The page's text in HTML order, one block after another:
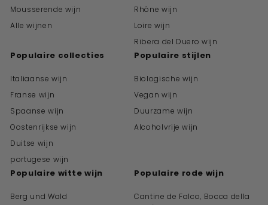
Mousserende wijn
Alle wijnen
Rhône wijn
Loire wijn
Ribera del Duero wijn
Populaire collecties
Italiaanse wijn
Franse wijn
Spaanse wijn
Oostenrijkse wijn
Duitse wijn
portugese wijn
Populaire stijlen
Biologische wijn
Vegan wijn
Duurzame wijn
Alcoholvrije wijn
Populaire witte wijn
Berg und Wald
Populaire rode wijn
Cantine de Falco, Bocca della